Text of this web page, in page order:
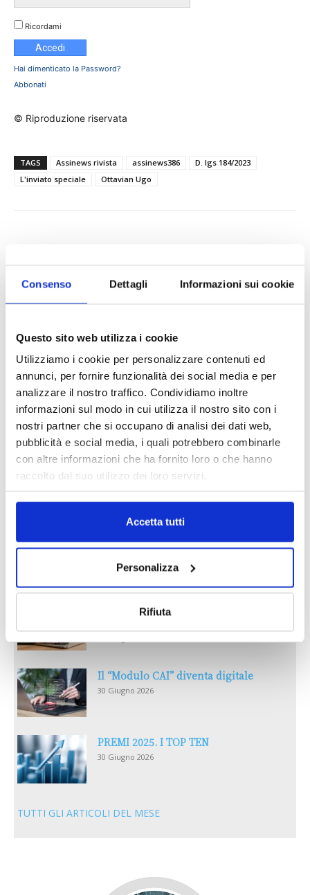
Consenso Dettagli Informazioni sui cookie
Questo sito web utilizza i cookie
Utilizziamo i cookie per personalizzare contenuti ed
annunci, per fornire funzionalità dei social media e per
analizzare il nostro traffico. Condividiamo inoltre
informazioni sul modo in cui utilizza il nostro sito con i
nostri partner che si occupano di analisi dei dati web,
pubblicità e social media, i quali potrebbero combinarle
con altre informazioni che ha fornito loro o che hanno
raccolto dal suo utilizzo dei loro servizi.
Accetta tutti
Personalizza
Rifiuta
Ricordami
Hai dimenticato la Password?
Abbonati
© Riproduzione riservata
TAGS Assinews rivista assinews386
D. lgs 184/2023
L'inviato speciale
Ottavian Ugo
AGOSTO 2026
Reclami e sanzioni 2025
LA GESTIONE DELLA REPUTAZIONE.
Il “Modulo CAI” diventa digitale
30 Giugno 2026
PREMI 2025. I TOP TEN
30 Giugno 2026
TUTTI GLI ARTICOLI DEL MESE